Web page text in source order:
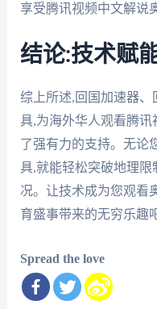
享受腾讯视频中文解说
结论:技术赋
综上所述,回国加速器
具,为海外华人观看腾
了强有力的支持。无论
具,就能轻松突破地理
况。让技术成为您观看
育盛事带来的无穷乐趣
Spread the love